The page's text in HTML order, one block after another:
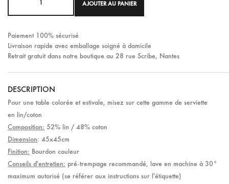
AJOUTER AU PANIER
Paiement 100% sécurisé
Livraison rapide avec emballage soigné à domicile
Retrait gratuit dans notre boutique au 28 rue Scribe, Nantes
DESCRIPTION
Pour une table colorée et estivale, misez sur cette gamme de serviette
en lin/coton
Composition: 52% lin / 48% coton
Dimension: 45x45cm
Finition: Bourdon couleur
Conseils d'entretien: pré-trempage recommandé, lave en machine à 30°
maximum autorisé (se référer aux instructions sur l'étiquette)